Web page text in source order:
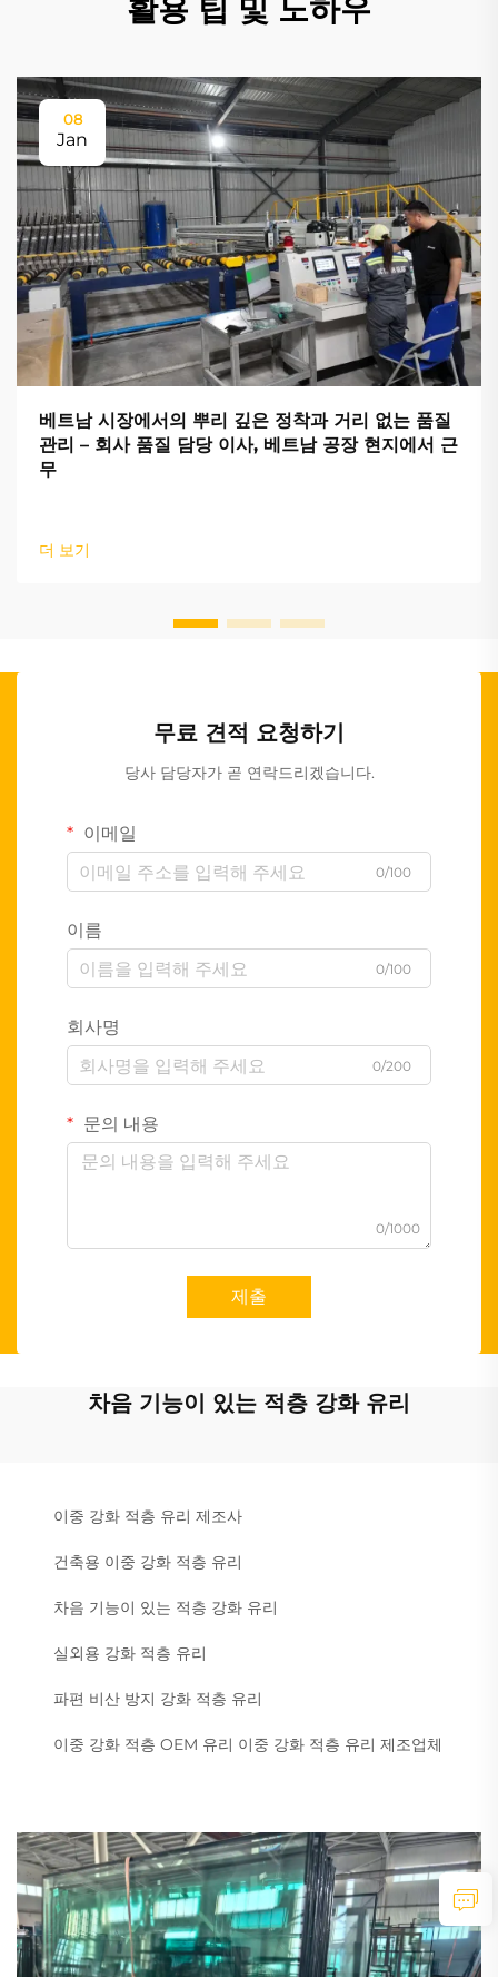
활용 팁 및 노하우
08
Jan
베트남 시장에서의 뿌리 깊은 정착과 거리 없는 품질
관리 – 회사 품질 담당 이사, 베트남 공장 현지에서 근
무
더 보기
무료 견적 요청하기
당사 담당자가 곧 연락드리겠습니다.
이메일
0/100
이름
0/100
회사명
0/200
문의 내용
0/1000
제출
차음 기능이 있는 적층 강화 유리
이중 강화 적층 유리 제조사
건축용 이중 강화 적층 유리
차음 기능이 있는 적층 강화 유리
실외용 강화 적층 유리
파편 비산 방지 강화 적층 유리
이중 강화 적층 OEM 유리 이중 강화 적층 유리 제조업체